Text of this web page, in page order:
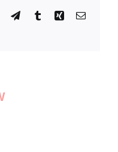
WhatsApp
TelegramTumblrXing Email